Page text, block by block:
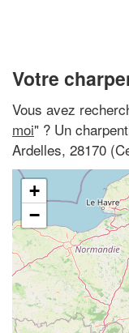
Votre
Vous avez
moi" ? Un
Ardelles, 28170
+
−